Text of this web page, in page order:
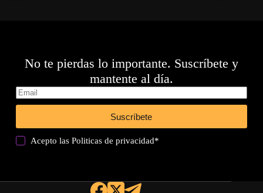
No te pierdas lo importante. Suscríbete y
mantente al día.
Suscríbete
Acepto lasPoliticas de privacidad*